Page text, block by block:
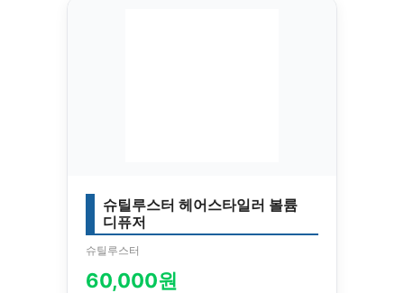
슈틸루스터 헤어스타일러 볼륨
디퓨저
슈틸루스터
60,000원